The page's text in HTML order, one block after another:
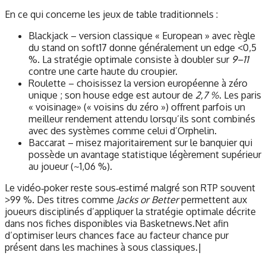
En ce qui concerne les jeux de table traditionnels :
Blackjack – version classique « European » avec règle
du stand on soft17 donne généralement un edge <0,5
%. La stratégie optimale consiste à doubler sur 9–11
contre une carte haute du croupier.
Roulette – choisissez la version européenne à zéro
unique ; son house edge est autour de 2,7 %. Les paris
« voisinage» (« voisins du zéro ») offrent parfois un
meilleur rendement attendu lorsqu’ils sont combinés
avec des systèmes comme celui d’Orphelin.
Baccarat – misez majoritairement sur le banquier qui
possède un avantage statistique légèrement supérieur
au joueur (~1,06 %).
Le vidéo‑poker reste sous‑estimé malgré son RTP souvent
>99 %. Des titres comme Jacks or Betterpermettent aux
joueurs disciplinés d’appliquer la stratégie optimale décrite
dans nos fiches disponibles via Basketnews.Net afin
d’optimiser leurs chances face au facteur chance pur
présent dans les machines à sous classiques.|